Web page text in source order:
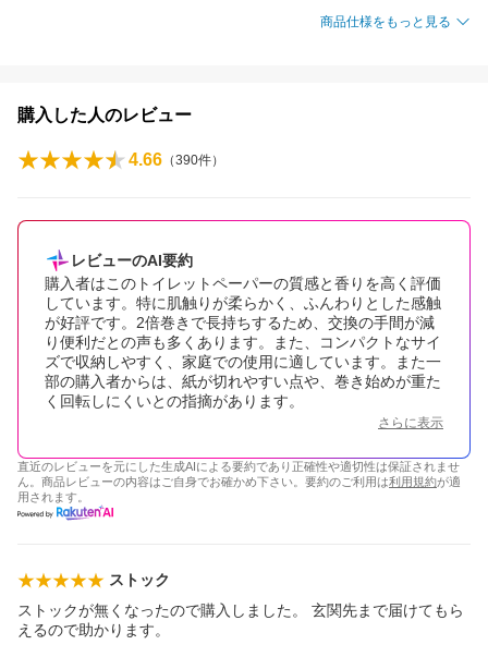
商品仕様をもっと見る
購入した人のレビュー
4.66 （390件）
レビューのAI要約
購入者はこのトイレットペーパーの質感と香りを高く評価
しています。特に肌触りが柔らかく、ふんわりとした感触
が好評です。2倍巻きで長持ちするため、交換の手間が減
り便利だとの声も多くあります。また、コンパクトなサイ
ズで収納しやすく、家庭での使用に適しています。また一
部の購入者からは、紙が切れやすい点や、巻き始めが重た
く回転しにくいとの指摘があります。
さらに表示
直近のレビューを元にした生成AIによる要約であり正確性や適切性は保証されませ
ん。商品レビューの内容はご自身でお確かめ下さい。要約のご利用は利用規約が適
用されます。
ストック
ストックが無くなったので購入しました。 玄関先まで届けてもら
えるので助かります。